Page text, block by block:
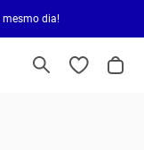
dia!